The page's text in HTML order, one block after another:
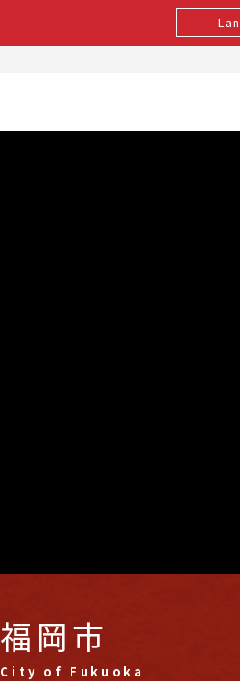
福岡市
City of Fukuoka